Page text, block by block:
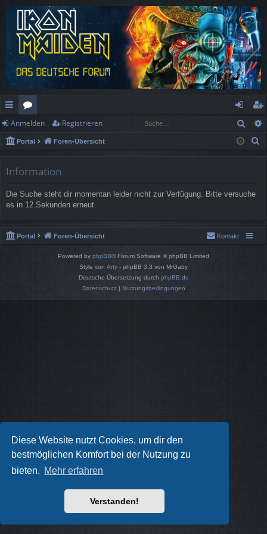
Diese Website nutzt Cookies, um dir den
bestmöglichen Komfort bei der Nutzung zu
bieten. Mehr erfahren
Verstanden!
ch
ne
rif
or
en
n
m
eg
ist
Anmelden Registrieren
Portal Foren-Übersicht
Information
Die Suche steht dir momentan leider nicht zur Verfügung. Bitte versuche
es in 12 Sekunden erneut.
Portal Foren-Übersicht Kontakt
Powered by phpBB® Forum Software © phpBB Limited
Style von Arty - phpBB 3.3 von MrGaby
Deutsche Übersetzung durch phpBB.de
Datenschutz| Nutzungsbedingungen